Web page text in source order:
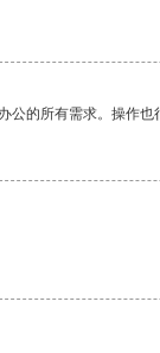
的所有需求。操作也